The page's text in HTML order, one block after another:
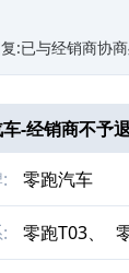
:已与经销商协商
-经销商不予
零跑汽车
零跑T03、